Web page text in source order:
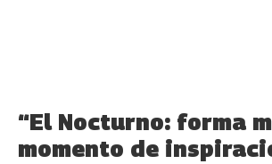
“El Nocturno: forma
momento de